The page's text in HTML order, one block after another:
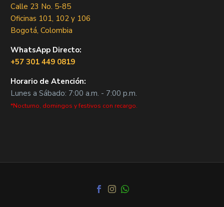
Calle 23 No. 5-85
Oficinas 101, 102 y 106
Bogotá, Colombia
WhatsApp Directo:
+57 301 449 0819
Horario de Atención:
Lunes a Sábado: 7:00 a.m. - 7:00 p.m.
*Nocturno, domingos y festivos con recargo.